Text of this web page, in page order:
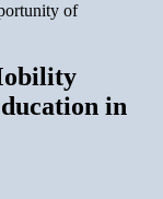
of
in